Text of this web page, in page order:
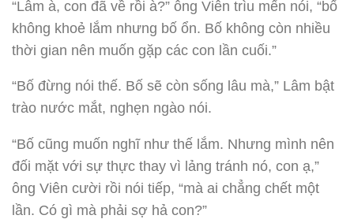
“Lâm à, con đã về rồi à?” ông Viên trìu mến nói, “bố
không khoẻ lắm nhưng bố ổn. Bố không còn nhiều
thời gian nên muốn gặp các con lần cuối.”
“Bố đừng nói thế. Bố sẽ còn sống lâu mà,” Lâm bật
trào nước mắt, nghẹn ngào nói.
“Bố cũng muốn nghĩ như thế lắm. Nhưng mình nên
đối mặt với sự thực thay vì lảng tránh nó, con ạ,”
ông Viên cười rồi nói tiếp, “mà ai chẳng chết một
lần. Có gì mà phải sợ hả con?”